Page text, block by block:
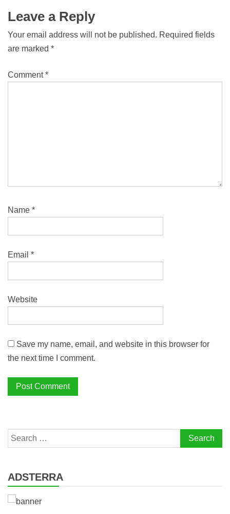
Leave a Reply
Your email address will not be published. Required fields
are marked *
Comment*
Name *
Email *
Website
Save my name, email, and website in this browser for
the next time I comment.
Search
for:
ADSTERRA